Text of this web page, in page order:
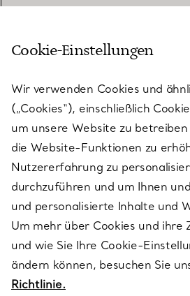
KUNDENSERVICE
SERVICES
ÜBER TIFFANY & CO.
RECHTLICHE HINWEISE
FOLGEN SIE UNS
Cookie-Einstellungen
Wir verwenden Cookies und
(„Cookies“), einschließlich
um unsere Website zu
die Website-Funktionen zu
Nutzererfahrung zu
durchzuführen und um Ihnen
und personalisierte Inhalte und
Um mehr über Cookies und ihre
und wie Sie Ihre Cookie-
ändern können, besuchen Sie
Richtlinie.